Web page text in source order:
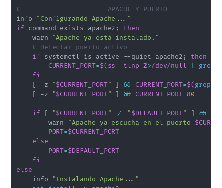
# -------------------- APACHE Y PUERTO
info "Configurando Apache..."
if command_exists apache2 ;
then
    warn
"Apache ya está instalado."
# Detectar puerto activo
if systemctl is-active --quiet apache2 ;
then
CURRENT_PORT=$( ss -tlnp 2>/dev/null grep
fi
[
-z "$CURRENT_PORT" ] && CURRENT_PORT=$( grep
[
-z "$CURRENT_PORT" ] && CURRENT_PORT=80
if [ "$CURRENT_PORT" != "$DEFAULT_PORT" ] &&
        warn
"Apache ya escucha en el puerto
PORT=$CURRENT_PORT
else
PORT=$DEFAULT_PORT
fi
else
    info
"Instalando Apache..."